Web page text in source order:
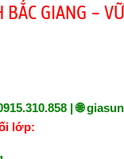
GIANG –
| 🌐
lớp: